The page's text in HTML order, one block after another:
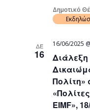
Δημοτικό
ΔΕ
16
Διάλεξη
Πολίτη»
EIMF»,
16/06/2025